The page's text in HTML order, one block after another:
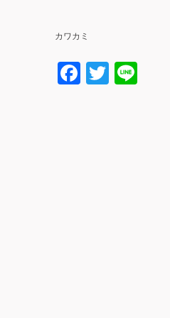
カワカミ
Facebook
Twitter